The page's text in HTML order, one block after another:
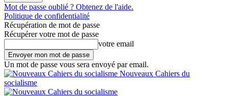
Mot de passe oublié ? Obtenez de l'aide.
Politique de confidentialité
Récupération de mot de passe
Récupérer votre mot de passe
votre email
Un mot de passe vous sera envoyé par email.
Nouveaux Cahiers du
socialisme